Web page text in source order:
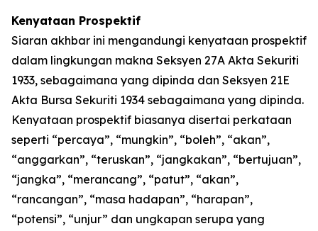
Kenyataan Prospektif
Siaran akhbar ini mengandungi kenyataan prospektif
dalam lingkungan makna Seksyen 27A Akta Sekuriti
1933, sebagaimana yang dipinda dan Seksyen 21E
Akta Bursa Sekuriti 1934 sebagaimana yang dipinda.
Kenyataan prospektif biasanya disertai perkataan
seperti “percaya”, “mungkin”, “boleh”, “akan”,
“anggarkan”, “teruskan”, “jangkakan”, “bertujuan”,
“jangka”, “merancang”, “patut”, “akan”,
“rancangan”, “masa hadapan”, “harapan”,
“potensi”, “unjur” dan ungkapan serupa yang